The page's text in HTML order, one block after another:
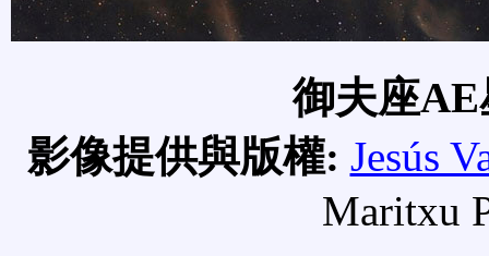
御夫座
影像提供與版權: Jesús
Maritxu